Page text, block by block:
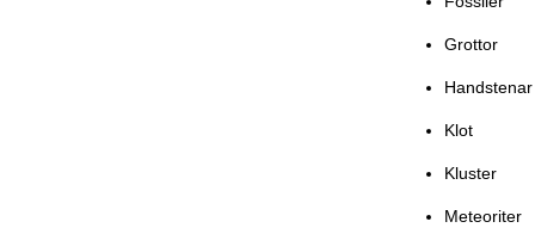
Grottor
Handstenar
Klot
Kluster
Meteoriter